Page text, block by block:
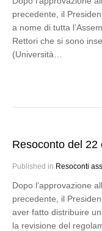
precedente, il
a nome di tutta
Rettori che si sono
(Università…
Resoconto del 22
Published in Resoconti
Dopo l’approvazione
precedente, il
aver fatto distribuire
la revisione del